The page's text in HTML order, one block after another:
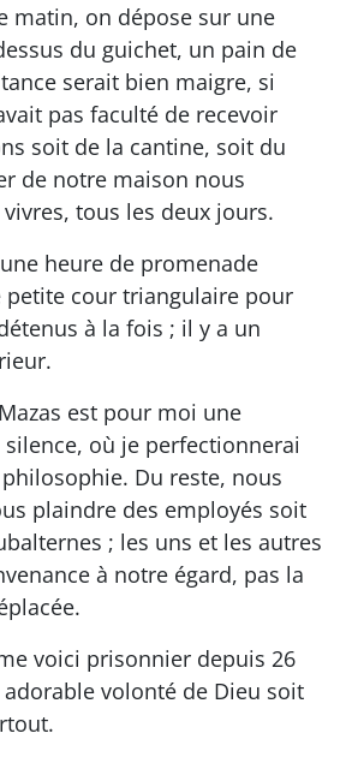
matin, on dépose sur une
du guichet, un pain de
serait bien maigre, si
pas faculté de recevoir
soit de la cantine, soit du
de notre maison nous
tous les deux jours.
heure de promenade
petite cour triangulaire pour
à la fois ; il y a un
est pour moi une
où je perfectionnerai
Du reste, nous
plaindre des employés soit
; les uns et les autres
à notre égard, pas la
voici prisonnier depuis 26
volonté de Dieu soit